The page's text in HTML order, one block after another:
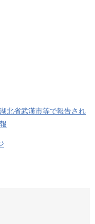
北省武漢市等で報告され